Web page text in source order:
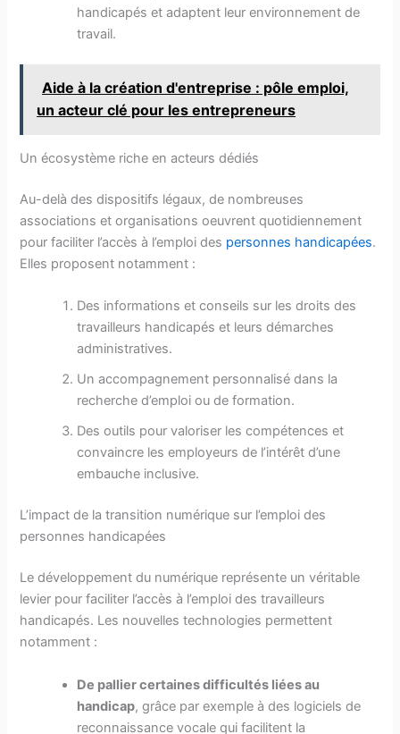
handicapés et adaptent leur environnement de
travail.
Aide à la création d'entreprise : pôle emploi,
un acteur clé pour les entrepreneurs
Un écosystème riche en acteurs dédiés
Au-delà des dispositifs légaux, de nombreuses
associations et organisations oeuvrent quotidiennement
pour faciliter l’accès à l’emploi des personnes handicapées.
Elles proposent notamment :
Des informations et conseils sur les droits des
travailleurs handicapés et leurs démarches
administratives.
Un accompagnement personnalisé dans la
recherche d’emploi ou de formation.
Des outils pour valoriser les compétences et
convaincre les employeurs de l’intérêt d’une
embauche inclusive.
L’impact de la transition numérique sur l’emploi des
personnes handicapées
Le développement du numérique représente un véritable
levier pour faciliter l’accès à l’emploi des travailleurs
handicapés. Les nouvelles technologies permettent
notamment :
De pallier certaines difficultés liées au
handicap, grâce par exemple à des logiciels de
reconnaissance vocale qui facilitent la